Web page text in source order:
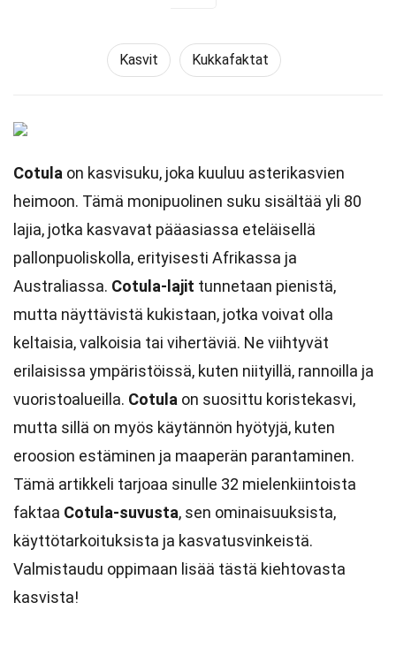
Kasvit Kukkafaktat
Cotula on kasvisuku, joka kuuluu asterikasvien
heimoon. Tämä monipuolinen suku sisältää yli 80
lajia, jotka kasvavat pääasiassa eteläisellä
pallonpuoliskolla, erityisesti Afrikassa ja
Australiassa. Cotula-lajit tunnetaan pienistä,
mutta näyttävistä kukistaan, jotka voivat olla
keltaisia, valkoisia tai vihertäviä. Ne viihtyvät
erilaisissa ympäristöissä, kuten niityillä, rannoilla ja
vuoristoalueilla. Cotula on suosittu koristekasvi,
mutta sillä on myös käytännön hyötyjä, kuten
eroosion estäminen ja maaperän parantaminen.
Tämä artikkeli tarjoaa sinulle 32 mielenkiintoista
faktaa Cotula-suvusta, sen ominaisuuksista,
käyttötarkoituksista ja kasvatusvinkeistä.
Valmistaudu oppimaan lisää tästä kiehtovasta
kasvista!